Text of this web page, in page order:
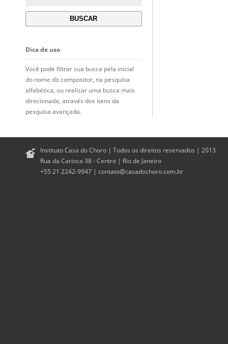
Dica de uso
Você pode filtrar sua busca pela inicial
do nome do compositor, na pesquisa
alfabética, ou realizar uma busca mais
direcionada, através dos itens da
pesquisa avançada.
Instituto Casa do Choro | Todos os direitos reservados | 2013
Rua da Carioca 38 - Centro | Rio de Janeiro
+55 21 2242-9947 | contato@casadochoro.com.br